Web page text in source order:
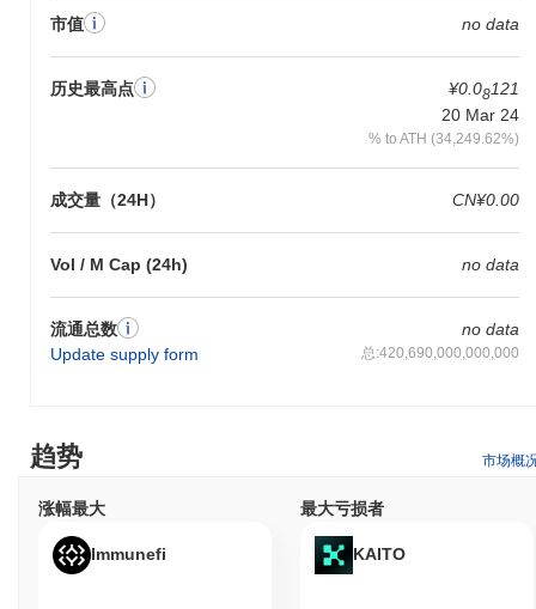
市值 no data
历史最高点 ¥0.08121
20 Mar 24
% to ATH (34,249.62%)
成交量（24H） CN¥0.00
Vol / M Cap (24h) no data
流通总数
Update supply form
no data
总:420,690,000,000,000
者、投资者或传统DeFi用户。
PEPE世界使用权益证明（PoS）共识机制来保障其网络安全，验
证者根据他们持有的代币数量和愿意作为抵押“质押”的代币进行选
择。这种方法通过激励验证者诚实行事来增强网络安全，因为恶意
PEPE世界是否面临任何争议或风险？
pepe-world）特别相关的法律问题。然而，像许多表情包币一样，
慎。
我在哪里可以购买 PEPE World (PEPE)?
PEPE World (PEPE) 在 centralized and decentralized 加密货币交
PEPE World 当前的日交易量是多少?
趋势 市场概
涨幅最大
Immunefi
最大亏损者
KAITO